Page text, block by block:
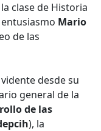
clase de Historia
Mario
de las
desde su
general de la
de las
), la